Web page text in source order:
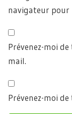
navigateur pour
Prévenez-moi
mail.
Prévenez-moi